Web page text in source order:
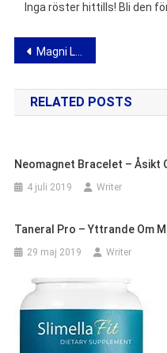
Inga röster hittills! Bli den
Magni Lenso – åsikt om uppsättningen förstoringsglas
RELATED POSTS
Neomagnet Bracelet – Åsikt
4 juli 2019 Writer
Taneral Pro – Yttrande Om
29 maj 2019 Writer